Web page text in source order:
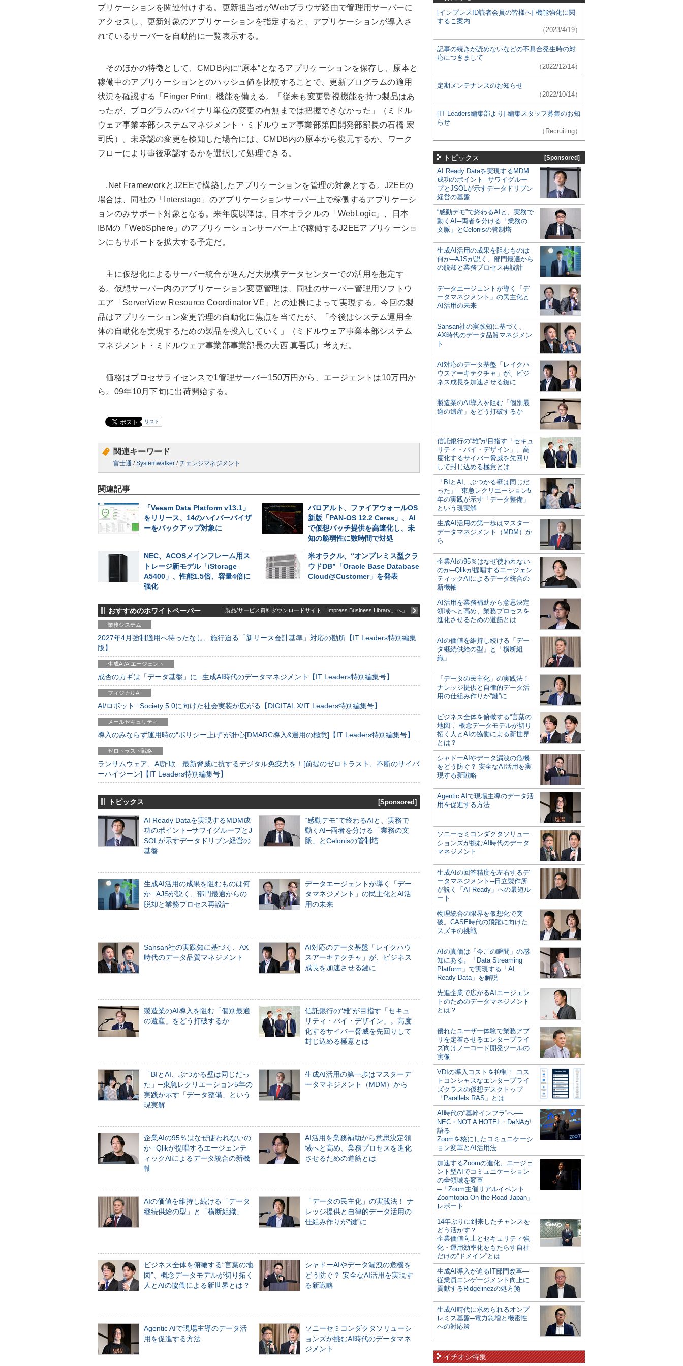
プリケーションを関連付けする。更新担当者がWebブラウザ経由で管理用サーバーに
アクセスし、更新対象のアプリケーションを指定すると、アプリケーションが導入さ
れているサーバーを自動的に一覧表示する。
そのほかの特徴として、CMDB内に“原本”となるアプリケーションを保存し、原本と
稼働中のアプリケーションとのハッシュ値を比較することで、更新プログラムの適用
状況を確認する「Finger Print」機能を備える。「従来も変更監視機能を持つ製品はあ
ったが、プログラムのバイナリ単位の変更の有無までは把握できなかった」（ミドル
ウェア事業本部システムマネジメント・ミドルウェア事業部第四開発部部長の石橋 宏
司氏）。未承認の変更を検知した場合には、CMDB内の原本から復元するか、ワーク
フローにより事後承認するかを選択して処理できる。
.Net FrameworkとJ2EEで構築したアプリケーションを管理の対象とする。J2EEの
場合は、同社の「Interstage」のアプリケーションサーバー上で稼働するアプリケーシ
ョンのみサポート対象となる。来年度以降は、日本オラクルの「WebLogic」、日本
IBMの「WebSphere」のアプリケーションサーバー上で稼働するJ2EEアプリケーショ
ンにもサポートを拡大する予定だ。
主に仮想化によるサーバー統合が進んだ大規模データセンターでの活用を想定す
る。仮想サーバー内のアプリケーション変更管理は、同社のサーバー管理用ソフトウ
エア「ServerView Resource Coordinator VE」との連携によって実現する。今回の製
品はアプリケーション変更管理の自動化に焦点を当てたが、「今後はシステム運用全
体の自動化を実現するための製品を投入していく」（ミドルウェア事業本部システム
マネジメント・ミドルウェア事業部事業部長の大西 真吾氏）考えだ。
価格はプロセサライセンスで1管理サーバー150万円から、エージェントは10万円か
ら。09年10月下旬に出荷開始する。
リスト
関連キーワード
富士通 /Systemwalker /チェンジマネジメント
関連記事
「Veeam Data Platform v13.1」
をリリース、14のハイパーバイザ
ーをバックアップ対象に
パロアルト、ファイアウォールOS
新版「PAN-OS 12.2 Ceres」、AI
で仮想パッチ提供を高速化し、未
知の脆弱性に数時間で対処
NEC、ACOSメインフレーム用ス
トレージ新モデル「iStorage
A5400」、性能1.5倍、容量4倍に
強化
米オラクル、“オンプレミス型クラ
ウドDB”「Oracle Base Database
Cloud@Customer」を発表
おすすめのホワイトペーパー 「製品/サービス資料ダウンロードサイト「Impress Business Library」へ」
業務システム
2027年4月強制適用へ待ったなし、施行迫る「新リース会計基準」対応の勘所【IT Leaders特別編集
版】
生成AI/AIエージェント
成否のカギは「データ基盤」に─生成AI時代のデータマネジメント【IT Leaders特別編集号】
フィジカルAI
AI/ロボット─Society 5.0に向けた社会実装が広がる【DIGITAL X/IT Leaders特別編集号】
メールセキュリティ
導入のみならず運用時の“ポリシー上げ”が肝心[DMARC導入&運用の極意]【IT Leaders特別編集号】
ゼロトラスト戦略
ランサムウェア、AI詐欺…最新脅威に抗するデジタル免疫力を！[前提のゼロトラスト、不断のサイバ
ーハイジーン]【IT Leaders特別編集号】
トピックス [Sponsored]
AI Ready Dataを実現するMDM成
功のポイント─サワイグループとJ
SOLが示すデータドリブン経営の
基盤
“感動デモ”で終わるAIと、実務で
動くAI─両者を分ける「業務の文
脈」とCelonisの管制塔
生成AI活用の成果を阻むものは何
か─AJSが説く、部門最適からの
脱却と業務プロセス再設計
データエージェントが導く「デー
タマネジメント」の民主化とAI活
用の未来
Sansan社の実践知に基づく、AX
時代のデータ品質マネジメント
AI対応のデータ基盤「レイクハウ
スアーキテクチャ」が、ビジネス
成長を加速させる鍵に
製造業のAI導入を阻む「個別最適
の遺産」をどう打破するか
信託銀行の“雄”が目指す「セキュ
リティ・バイ・デザイン」。高度
化するサイバー脅威を先回りして
封じ込める極意とは
「BIとAI、ぶつかる壁は同じだっ
た」─東急レクリエーション5年の
実践が示す「データ整備」という
現実解
生成AI活用の第一歩はマスターデ
ータマネジメント（MDM）から
企業AIの95％はなぜ使われないの
か─Qlikが提唱するエージェンテ
ィックAIによるデータ統合の新機
軸
AI活用を業務補助から意思決定領
域へと高め、業務プロセスを進化
させるための道筋とは
AIの価値を維持し続ける「データ
継続供給の型」と「横断組織」
「データの民主化」の実践法！ ナ
レッジ提供と自律的データ活用の
仕組み作りが“鍵”に
ビジネス全体を俯瞰する“言葉の地
図”、概念データモデルが切り拓く
人とAIの協働による新世界とは？
シャドーAIやデータ漏洩の危機を
どう防ぐ？ 安全なAI活用を実現す
る新戦略
Agentic AIで現場主導のデータ活
用を促進する方法
ソニーセミコンダクタソリューシ
ョンズが挑むAI時代のデータマネ
ジメント
[インプレスID読者会員の皆様へ] 機能強化に関
するご案内
（2023/4/19）
記事の続きが読めないなどの不具合発生時の対
応につきまして
（2022/12/14）
定期メンテナンスのお知らせ
（2022/10/14）
[IT Leaders編集部より] 編集スタッフ募集のお知
らせ
（Recruiting）
トピックス [Sponsored]
AI Ready Dataを実現するMDM
成功のポイント─サワイグルー
プとJSOLが示すデータドリブン
経営の基盤
“感動デモ”で終わるAIと、実務で
動くAI─両者を分ける「業務の
文脈」とCelonisの管制塔
生成AI活用の成果を阻むものは
何か─AJSが説く、部門最適から
の脱却と業務プロセス再設計
データエージェントが導く「デ
ータマネジメント」の民主化と
AI活用の未来
Sansan社の実践知に基づく、
AX時代のデータ品質マネジメン
ト
AI対応のデータ基盤「レイクハ
ウスアーキテクチャ」が、ビジ
ネス成長を加速させる鍵に
製造業のAI導入を阻む「個別最
適の遺産」をどう打破するか
信託銀行の“雄”が目指す「セキュ
リティ・バイ・デザイン」。高
度化するサイバー脅威を先回り
して封じ込める極意とは
「BIとAI、ぶつかる壁は同じだ
った」─東急レクリエーション5
年の実践が示す「データ整備」
という現実解
生成AI活用の第一歩はマスター
データマネジメント（MDM）か
ら
企業AIの95％はなぜ使われない
のか─Qlikが提唱するエージェン
ティックAIによるデータ統合の
新機軸
AI活用を業務補助から意思決定
領域へと高め、業務プロセスを
進化させるための道筋とは
AIの価値を維持し続ける「デー
タ継続供給の型」と「横断組
織」
「データの民主化」の実践法！
ナレッジ提供と自律的データ活
用の仕組み作りが“鍵”に
ビジネス全体を俯瞰する“言葉の
地図”、概念データモデルが切り
拓く人とAIの協働による新世界
とは？
シャドーAIやデータ漏洩の危機
をどう防ぐ？ 安全なAI活用を実
現する新戦略
Agentic AIで現場主導のデータ活
用を促進する方法
ソニーセミコンダクタソリュー
ションズが挑むAI時代のデータ
マネジメント
生成AIの回答精度を左右するデ
ータマネジメント─日立製作所
が説く「AI Ready」への最短ル
ート
物理統合の限界を仮想化で突
破。CASE時代の飛躍に向けた
スズキの挑戦
AIの真価は「今この瞬間」の感
知にある。「Data Streaming
Platform」で実現する「AI
Ready Data」を解説
先進企業で広がるAIエージェン
トのためのデータマネジメント
とは？
優れたユーザー体験で業務アプ
リを定着させるエンタープライ
ズ向けノーコード開発ツールの
実像
VDIの導入コストを抑制！ コス
トコンシャスなエンタープライ
ズクラスの仮想デスクトップ
「Parallels RAS」とは
AI時代の“基幹インフラ”へ──
NEC・NOT A HOTEL・DeNAが
語る
Zoomを核にしたコミュニケーシ
ョン変革とAI活用法
加速するZoomの進化、エージェ
ント型AIでコミュニケーション
の全領域を変革
─「Zoom主催リアルイベント
Zoomtopia On the Road Japan」
レポート
14年ぶりに到来したチャンスを
どう活かす？
企業価値向上とセキュリティ強
化・運用効率化をもたらす自社
だけの“ドメイン”とは
生成AI導入が迫るIT部門改革―
従業員エンゲージメント向上に
貢献するRidgelinezの処方箋
生成AI時代に求められるオンプ
レミス基盤─電力急増と機密性
への対応策
イチオシ特集